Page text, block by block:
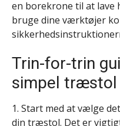
en borekrone til at
bruge dine værktøjer
Trin-for-trin
simpel træstol
1. Start med at vælge
din træstol. Det er